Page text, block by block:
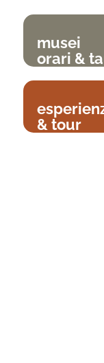
musei
orari &
& tour